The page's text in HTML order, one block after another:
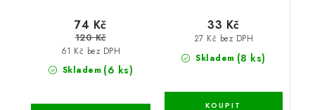
Skladem (6 ks)
61 Kč bez DPH
74 Kč
120 Kč
Skladem (8 ks)
27 Kč bez DPH
33 Kč